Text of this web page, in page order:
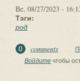
Вс, 08/27/2023 -
Тэги:
род
0 comments
Войдитечтобы